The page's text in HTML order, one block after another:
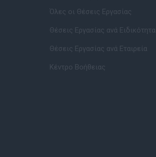
Όλες οι Θέσεις Εργασίας
Θέσεις Εργασίας ανά Ειδικότητα
Θέσεις Εργασίας ανά Εταιρεία
Κέντρο Βοήθειας